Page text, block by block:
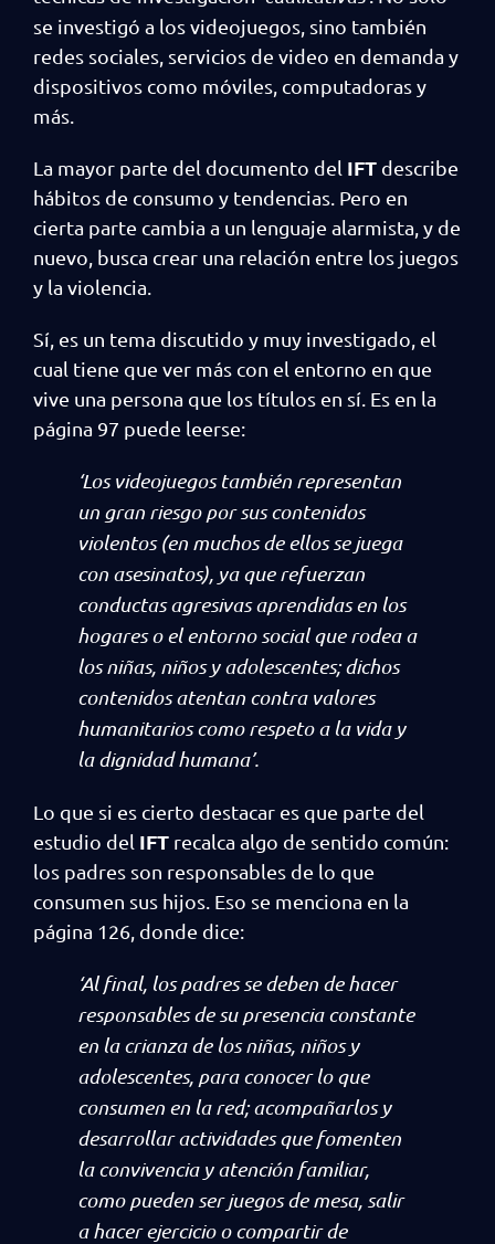
se investigó a los videojuegos, sino también
redes sociales, servicios de video en demanda y
dispositivos como móviles, computadoras y
más.
La mayor parte del documento del IFT describe
hábitos de consumo y tendencias. Pero en
cierta parte cambia a un lenguaje alarmista, y de
nuevo, busca crear una relación entre los juegos
y la violencia.
Sí, es un tema discutido y muy investigado, el
cual tiene que ver más con el entorno en que
vive una persona que los títulos en sí. Es en la
página 97 puede leerse:
‘Los videojuegos también representan
un gran riesgo por sus contenidos
violentos (en muchos de ellos se juega
con asesinatos), ya que refuerzan
conductas agresivas aprendidas en los
hogares o el entorno social que rodea a
los niñas, niños y adolescentes; dichos
contenidos atentan contra valores
humanitarios como respeto a la vida y
la dignidad humana’.
Lo que si es cierto destacar es que parte del
estudio del IFT recalca algo de sentido común:
los padres son responsables de lo que
consumen sus hijos. Eso se menciona en la
página 126, donde dice:
‘Al final, los padres se deben de hacer
responsables de su presencia constante
en la crianza de los niñas, niños y
adolescentes, para conocer lo que
consumen en la red; acompañarlos y
desarrollar actividades que fomenten
la convivencia y atención familiar,
como pueden ser juegos de mesa, salir
a hacer ejercicio o compartir de